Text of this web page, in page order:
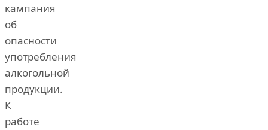
кампания
об
опасности
употребления
алкогольной
продукции.
К
работе